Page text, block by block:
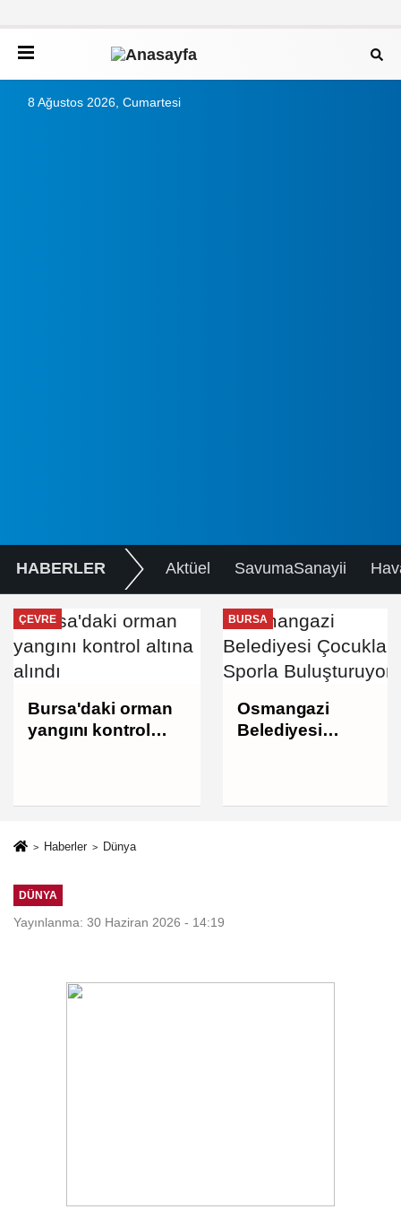
8 Ağustos 2026, Cumartesi
HABERLER Aktüel SavumaSanayii
ÇEVRE
Bursa'daki orman
yangını kontrol
BURSA
Osmangazi
Belediyesi
Haberler Dünya
DÜNYA
Yayınlanma: 30 Haziran 2026 - 14:19